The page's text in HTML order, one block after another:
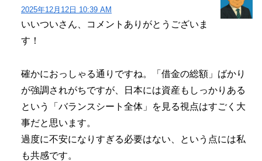
2025年12月12日 10:39 AM
いいついさん、コメントありがとうございま
す！
確かにおっしゃる通りですね。「借金の総額」ばかり
が強調されがちですが、日本には資産もしっかりある
という「バランスシート全体」を見る視点はすごく大
事だと思います。
過度に不安になりすぎる必要はない、という点には私
も共感です。